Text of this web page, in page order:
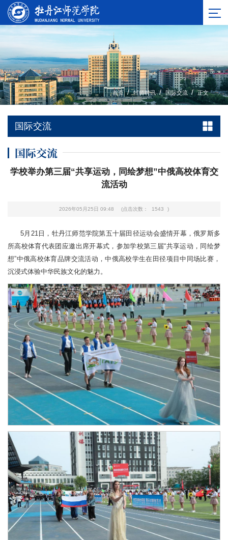
首页 / 牡师时讯 / 国际交流 / 正文
国际交流
国际交流
学校举办第三届“共享运动，同绘梦想”中俄高校体育交
流活动
2026年05月25日 09:48 (点击次数： 1543 )
5月21日，牡丹江师范学院第五十届田径运动会盛情开幕，俄罗斯多
所高校体育代表团应邀出席开幕式，参加学校第三届“共享运动，同绘梦
想”中俄高校体育品牌交流活动，中俄高校学生在田径项目中同场比赛，
沉浸式体验中华民族文化的魅力。